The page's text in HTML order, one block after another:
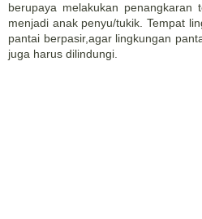
berupaya melakukan penangkaran
menjadi anak penyu/tukik. Tempat
pantai berpasir,agar lingkungan
juga harus dilindungi.